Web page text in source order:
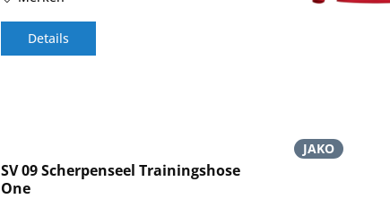
Details
SV 09 Scherpenseel Trainingshose
One
JAKO